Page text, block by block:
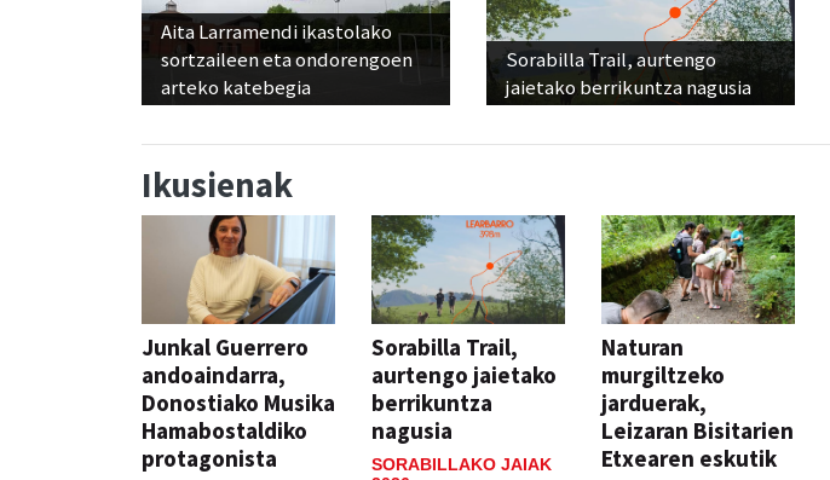
Aita Larramendi ikastolako
sortzaileen eta ondorengoen
arteko katebegia
Sorabilla Trail, aurtengo
jaietako berrikuntza nagusia
Ikusienak
Junkal Guerrero
andoaindarra,
Donostiako Musika
Hamabostaldiko
protagonista
Sorabilla Trail,
aurtengo jaietako
berrikuntza
nagusia
SORABILLAKO JAIAK
Naturan
murgiltzeko
jarduerak,
Leizaran Bisitarien
Etxearen eskutik